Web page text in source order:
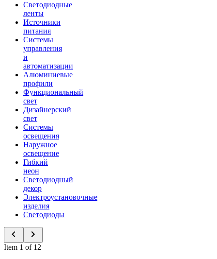
Светодиодные
ленты
Источники
питания
Системы
управления
и
автоматизации
Алюминиевые
профили
Функциональный
свет
Дизайнерский
свет
Системы
освещения
Наружное
освещение
Гибкий
неон
Светодиодный
декор
Электроустановочные
изделия
Светодиоды
Item 1 of 12